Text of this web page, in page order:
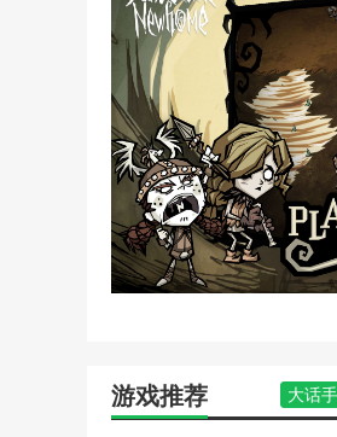
游戏推荐 大话
饥荒